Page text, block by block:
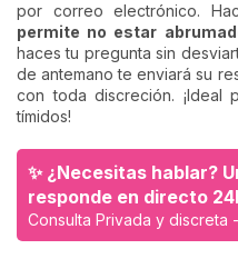
por correo electrónico.
permite no estar
haces tu pregunta sin
de antemano te enviará su
con toda discreción.
tímidos!
✨ ¿Necesitas hablar?
responde en directo
Consulta Privada y discreta